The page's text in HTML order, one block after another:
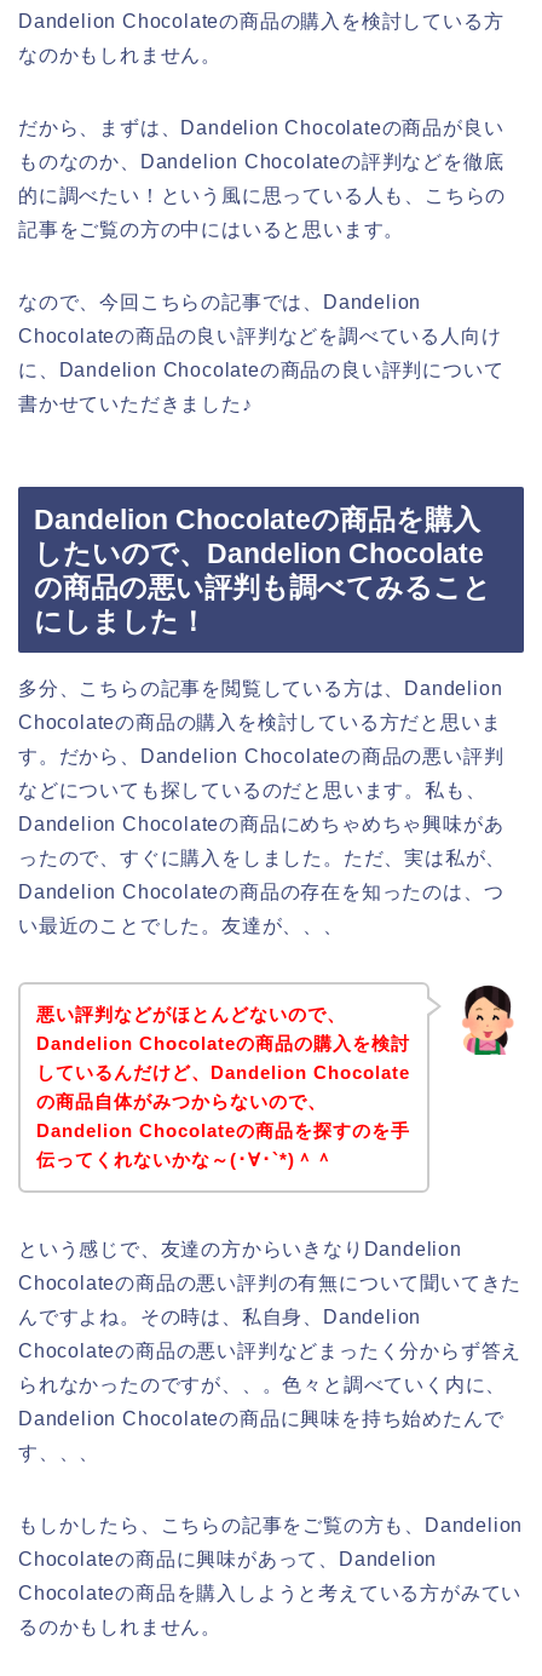
Dandelion Chocolateの商品の購入を検討している方
なのかもしれません。
だから、まずは、Dandelion Chocolateの商品が良い
ものなのか、Dandelion Chocolateの評判などを徹底
的に調べたい！という風に思っている人も、こちらの
記事をご覧の方の中にはいると思います。
なので、今回こちらの記事では、Dandelion
Chocolateの商品の良い評判などを調べている人向け
に、Dandelion Chocolateの商品の良い評判について
書かせていただきました♪
Dandelion Chocolateの商品を購入
したいので、Dandelion Chocolate
の商品の悪い評判も調べてみること
にしました！
多分、こちらの記事を閲覧している方は、Dandelion
Chocolateの商品の購入を検討している方だと思いま
す。だから、Dandelion Chocolateの商品の悪い評判
などについても探しているのだと思います。私も、
Dandelion Chocolateの商品にめちゃめちゃ興味があ
ったので、すぐに購入をしました。ただ、実は私が、
Dandelion Chocolateの商品の存在を知ったのは、つ
い最近のことでした。友達が、、、
悪い評判などがほとんどないので、
Dandelion Chocolateの商品の購入を検討
しているんだけど、Dandelion Chocolate
の商品自体がみつからないので、
Dandelion Chocolateの商品を探すのを手
伝ってくれないかな～(･∀･`*)＾＾
という感じで、友達の方からいきなりDandelion
Chocolateの商品の悪い評判の有無について聞いてきた
んですよね。その時は、私自身、Dandelion
Chocolateの商品の悪い評判などまったく分からず答え
られなかったのですが、、。色々と調べていく内に、
Dandelion Chocolateの商品に興味を持ち始めたんで
す、、、
もしかしたら、こちらの記事をご覧の方も、Dandelion
Chocolateの商品に興味があって、Dandelion
Chocolateの商品を購入しようと考えている方がみてい
るのかもしれません。